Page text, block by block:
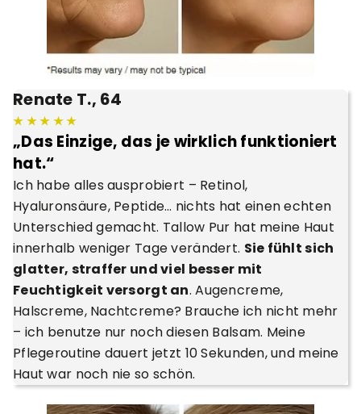
Renate T., 64
★ ★ ★ ★ ★
„Das Einzige, das je wirklich funktioniert
hat.“
Ich habe alles ausprobiert – Retinol,
Hyaluronsäure, Peptide… nichts hat einen echten
Unterschied gemacht. Tallow Pur hat meine Haut
innerhalb weniger Tage verändert. Sie fühlt sich
glatter, straffer und viel besser mit
Feuchtigkeit versorgt an. Augencreme,
Halscreme, Nachtcreme? Brauche ich nicht mehr
– ich benutze nur noch diesen Balsam. Meine
Pflegeroutine dauert jetzt 10 Sekunden, und meine
Haut war noch nie so schön.